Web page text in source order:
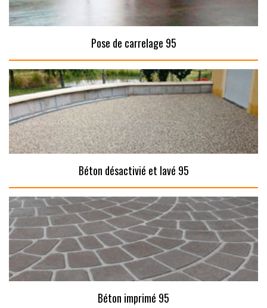
Pose de carrelage 95
Béton désactivié et lavé 95
Béton imprimé 95